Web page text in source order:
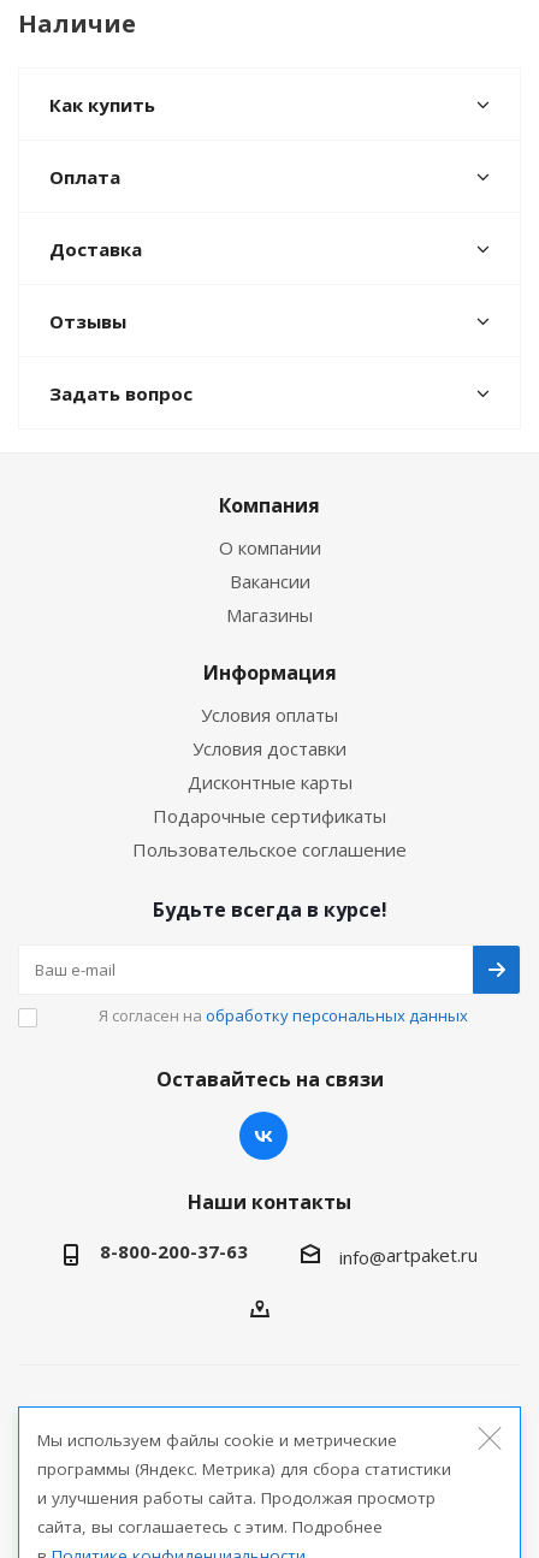
Наличие
Как купить
Оплата
Доставка
Отзывы
Задать вопрос
Компания
О компании
Вакансии
Магазины
Информация
Условия оплаты
Условия доставки
Дисконтные карты
Подарочные сертификаты
Пользовательское соглашение
Будьте всегда в курсе!
Я согласен на обработку персональных данных
Оставайтесь на связи
Наши контакты
8-800-200-37-63 info@artpaket.ru
продукции
Версия для печати
Мы используем файлы cookie и метрические
программы (Яндекс. Метрика) для сбора статистики
и улучшения работы сайта. Продолжая просмотр
сайта, вы соглашаетесь с этим. Подробнее